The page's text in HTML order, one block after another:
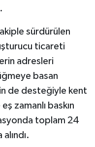
sürdürülen
ticareti
adresleri
basan
de desteğiyle kent
zamanlı baskın
toplam 24